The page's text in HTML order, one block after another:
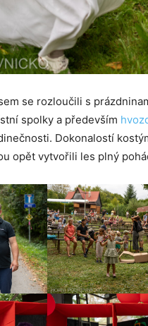
se rozloučili s
spolky a především
Dokonalostí
opět vytvořili les plný